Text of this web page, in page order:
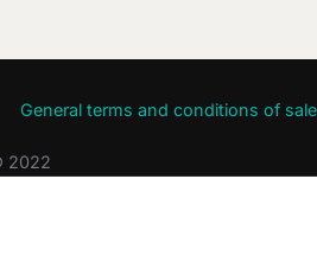
General terms and conditions of sale
2022